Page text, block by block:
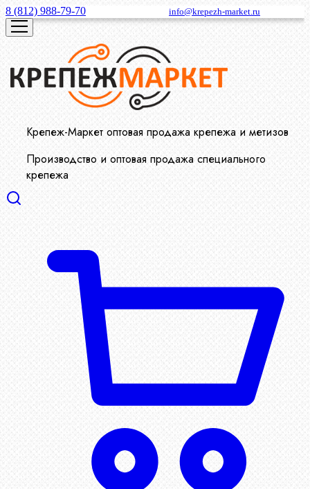
8 (812) 988-79-70 info@krepezh-market.ru
Крепеж-Маркет оптовая продажа крепежа и метизов
Производство и оптовая продажа специального
крепежа